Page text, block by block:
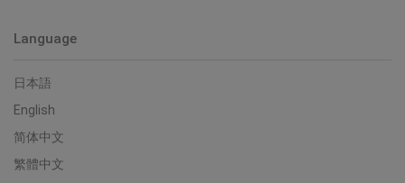
Language
日本語
English
简体中文
繁體中文